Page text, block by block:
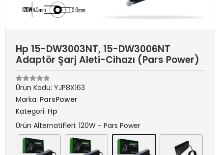
Hp 15-DW3003NT, 15-DW3006NT
Adaptör Şarj Aleti-Cihazı (Pars Power)
Ürün Kodu: YJP8X163
Marka: ParsPower
Kategori: Hp
Ürün Alternatifleri: 120W - Pars Power